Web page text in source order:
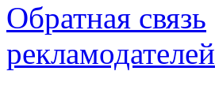
Обратная связь
рекламодателей